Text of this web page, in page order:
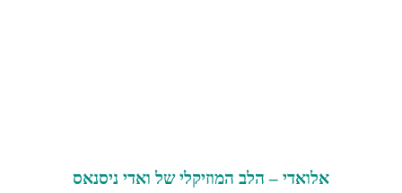
אלואדי – הלב המוזיקלי של ואדי ניסנאס